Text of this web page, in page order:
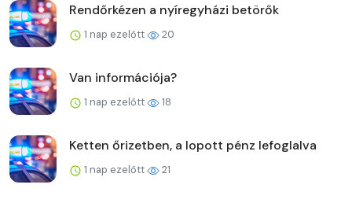
Rendőrkézen a nyíregyházi betörők
1 nap ezelőtt 20
Van információja?
1 nap ezelőtt 18
Ketten őrizetben, a lopott pénz lefoglalva
1 nap ezelőtt 21